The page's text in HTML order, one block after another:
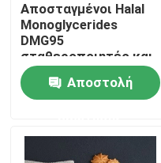
Ποιοτικός έλεγχος
Επικοινωνήστε μαζί
Αποσταγμένοι Halal
Monoglycerides
DMG95
σταθεροποιητές και
γαλακτωματοποιητές
παγωτούΑποστολή